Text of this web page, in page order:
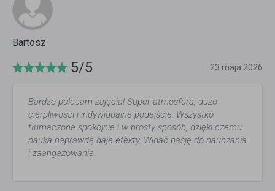
Bartosz
5/5 23 maja 2026
Bardzo polecam zajęcia! Super atmosfera, dużo
cierpliwości i indywidualne podejście. Wszystko
tłumaczone spokojnie i w prosty sposób, dzięki czemu
nauka naprawdę daje efekty. Widać pasję do nauczania
i zaangażowanie.